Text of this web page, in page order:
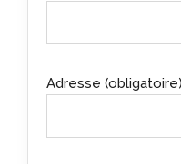
Adresse (obligatoire)